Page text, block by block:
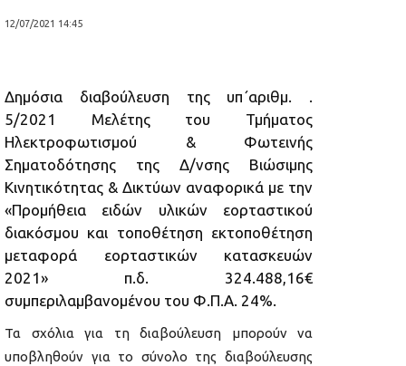
12/07/2021 14:45
Δημόσια διαβούλευση της υπ΄αριθμ. .
5/2021 Μελέτης του Τμήματος
Ηλεκτροφωτισμού & Φωτεινής
Σηματοδότησης της Δ/νσης Βιώσιμης
Κινητικότητας & Δικτύων αναφορικά με την
«Προμήθεια ειδών υλικών εορταστικού
διακόσμου και τοποθέτηση εκτοποθέτηση
μεταφορά εορταστικών κατασκευών
2021» π.δ. 324.488,16€
συμπεριλαμβανομένου του Φ.Π.Α. 24%.
Τα σχόλια για τη διαβούλευση μπορούν να
υποβληθούν για το σύνολο της διαβούλευσης